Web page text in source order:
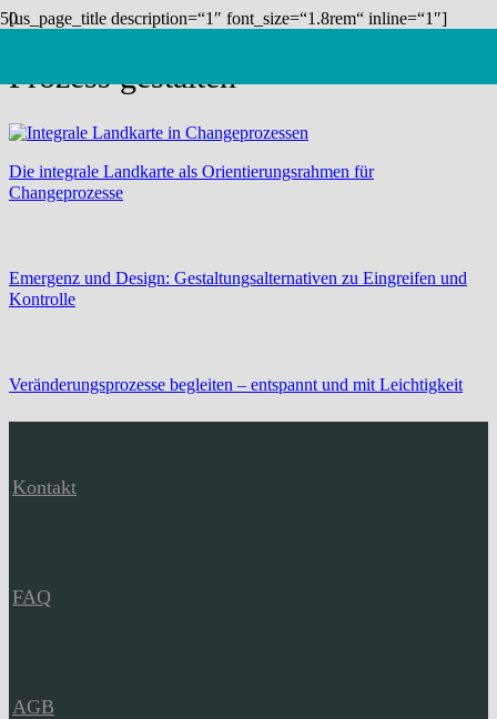
[us_page_title description=“1″ font_size=“1.8rem“ inline=“1″]
Prozess gestalten
Die integrale Landkarte als Orientierungsrahmen für
Changeprozesse
Emergenz und Design: Gestaltungsalternativen zu Eingreifen und
Kontrolle
Veränderungsprozesse begleiten – entspannt und mit Leichtigkeit
Kontakt
FAQ
AGB